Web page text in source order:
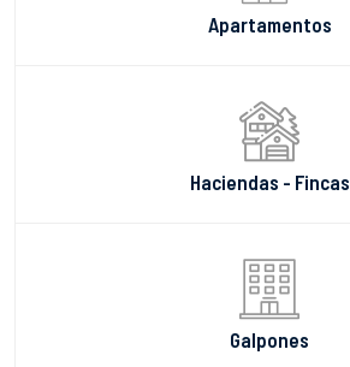
Apartamentos
Haciendas - Fincas
Galpones